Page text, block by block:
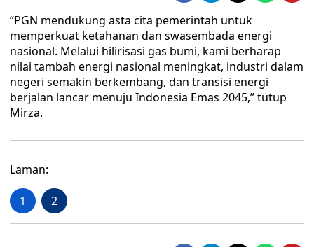
“PGN mendukung asta cita pemerintah untuk
memperkuat ketahanan dan swasembada energi
nasional. Melalui hilirisasi gas bumi, kami berharap
nilai tambah energi nasional meningkat, industri dalam
negeri semakin berkembang, dan transisi energi
berjalan lancar menuju Indonesia Emas 2045,” tutup
Mirza.
Laman:
1 2